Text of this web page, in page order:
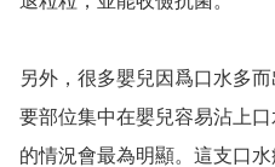
另外，很多嬰兒因爲口水多
要部位集中在嬰兒容易沾上
的情況會最為明顯。這支口